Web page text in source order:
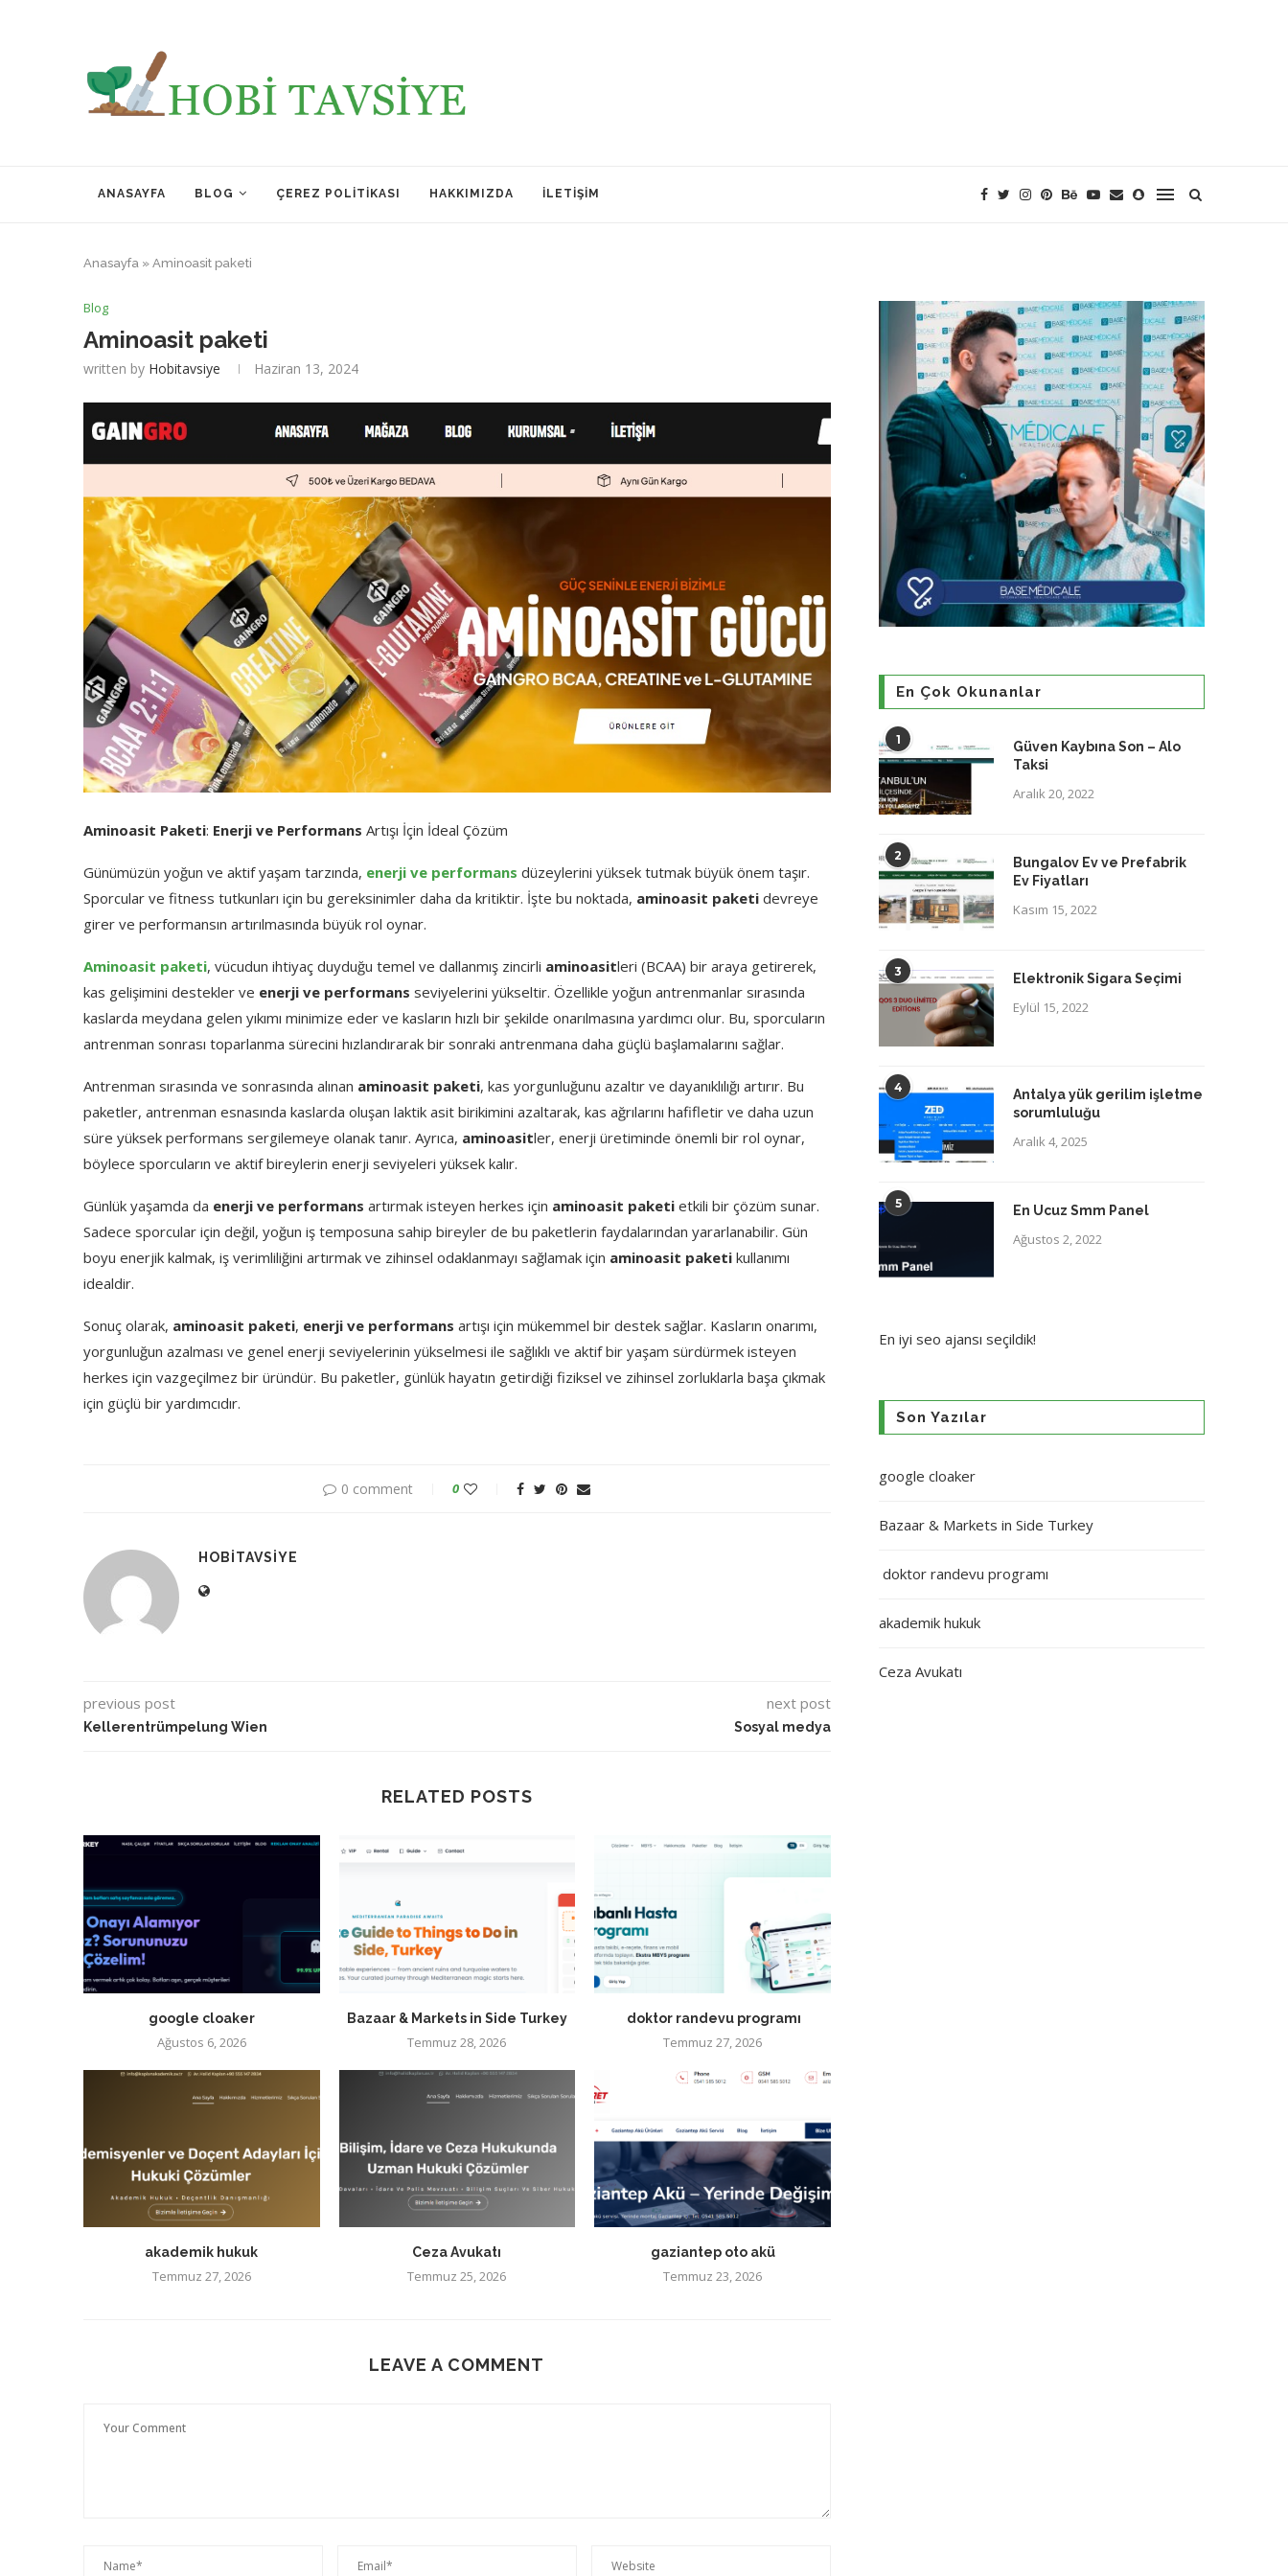
ANASAYFA BLOG ÇEREZ POLITIKASI HAKKIMIZDA İLETIŞIM
Anasayfa » Aminoasit paketi
Blog
Aminoasit paketi
written by Hobitavsiye Haziran 13, 2024
Aminoasit Paketi: Enerji ve Performans Artışı İçin İdeal Çözüm
Günümüzün yoğun ve aktif yaşam tarzında, enerji ve performans düzeylerini yüksek tutmak büyük önem taşır.
Sporcular ve fitness tutkunları için bu gereksinimler daha da kritiktir. İşte bu noktada, aminoasit paketi devreye
girer ve performansın artırılmasında büyük rol oynar.
Aminoasit paketi, vücudun ihtiyaç duyduğu temel ve dallanmış zincirli aminoasitleri (BCAA) bir araya getirerek,
kas gelişimini destekler ve enerji ve performans seviyelerini yükseltir. Özellikle yoğun antrenmanlar sırasında
kaslarda meydana gelen yıkımı minimize eder ve kasların hızlı bir şekilde onarılmasına yardımcı olur. Bu, sporcuların
antrenman sonrası toparlanma sürecini hızlandırarak bir sonraki antrenmana daha güçlü başlamalarını sağlar.
Antrenman sırasında ve sonrasında alınan aminoasit paketi, kas yorgunluğunu azaltır ve dayanıklılığı artırır. Bu
paketler, antrenman esnasında kaslarda oluşan laktik asit birikimini azaltarak, kas ağrılarını hafifletir ve daha uzun
süre yüksek performans sergilemeye olanak tanır. Ayrıca, aminoasitler, enerji üretiminde önemli bir rol oynar,
böylece sporcuların ve aktif bireylerin enerji seviyeleri yüksek kalır.
Günlük yaşamda da enerji ve performans artırmak isteyen herkes için aminoasit paketi etkili bir çözüm sunar.
Sadece sporcular için değil, yoğun iş temposuna sahip bireyler de bu paketlerin faydalarından yararlanabilir. Gün
boyu enerjik kalmak, iş verimliliğini artırmak ve zihinsel odaklanmayı sağlamak için aminoasit paketi kullanımı
idealdir.
Sonuç olarak, aminoasit paketi, enerji ve performans artışı için mükemmel bir destek sağlar. Kasların onarımı,
yorgunluğun azalması ve genel enerji seviyelerinin yükselmesi ile sağlıklı ve aktif bir yaşam sürdürmek isteyen
herkes için vazgeçilmez bir üründür. Bu paketler, günlük hayatın getirdiği fiziksel ve zihinsel zorluklarla başa çıkmak
için güçlü bir yardımcıdır.
0 comment 0
HOBITAVSIYE
previous post
Kellerentrümpelung Wien
next post
Sosyal medya
RELATED POSTS
google cloaker
Ağustos 6, 2026
Bazaar & Markets in Side Turkey
Temmuz 28, 2026
doktor randevu programı
Temmuz 27, 2026
akademik hukuk
Temmuz 27, 2026
Ceza Avukatı
Temmuz 25, 2026
gaziantep oto akü
Temmuz 23, 2026
LEAVE A COMMENT
En Çok Okunanlar
1
Güven Kaybına Son – Alo
Taksi
Aralık 20, 2022
2
Bungalov Ev ve Prefabrik
Ev Fiyatları
Kasım 15, 2022
3 Elektronik Sigara Seçimi
Eylül 15, 2022
4
Antalya yük gerilim işletme
sorumluluğu
Aralık 4, 2025
5 En Ucuz Smm Panel
Ağustos 2, 2022
En iyi seo ajansı seçildik!
Son Yazılar
google cloaker
Bazaar & Markets in Side Turkey
doktor randevu programı
akademik hukuk
Ceza Avukatı